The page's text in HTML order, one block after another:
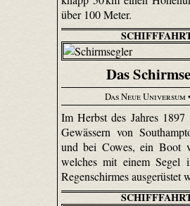
über 100 Meter.
Das
Das Neue Universum
Im Herbst des Jahres
Gewässern von
und bei Cowes, ein Boot
welches mit einem Segel
Regenschirmes ausgerüstet